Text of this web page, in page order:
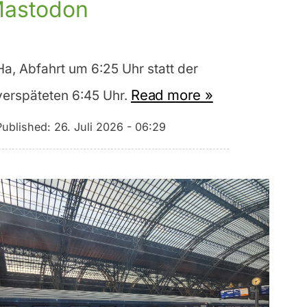
Abfahrt um 6:25 Uhr statt der
6:45 Uhr. Read more »
26. Juli 2026 - 06:29